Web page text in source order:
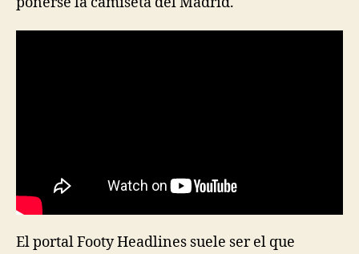
El portal Footy Headlines suele ser el que